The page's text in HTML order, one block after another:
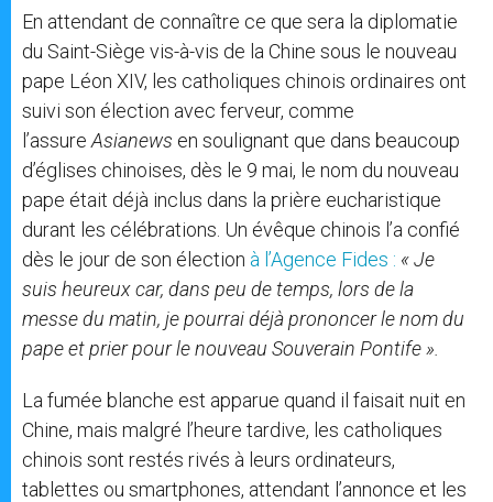
En attendant de connaître ce que sera la diplomatie
du Saint-Siège vis-à-vis de la Chine sous le nouveau
pape Léon XIV, les catholiques chinois ordinaires ont
suivi son élection avec ferveur, comme
l’assure Asianews en soulignant que dans beaucoup
d’églises chinoises, dès le 9 mai, le nom du nouveau
pape était déjà inclus dans la prière eucharistique
durant les célébrations. Un évêque chinois l’a confié
dès le jour de son élection à l’Agence Fides : « Je
suis heureux car, dans peu de temps, lors de la
messe du matin, je pourrai déjà prononcer le nom du
pape et prier pour le nouveau Souverain Pontife ».
La fumée blanche est apparue quand il faisait nuit en
Chine, mais malgré l’heure tardive, les catholiques
chinois sont restés rivés à leurs ordinateurs,
tablettes ou smartphones, attendant l’annonce et les